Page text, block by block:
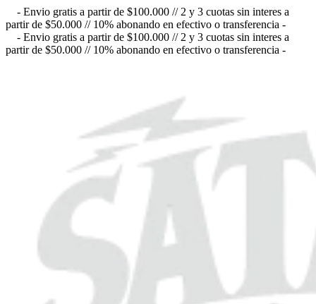
- Envio gratis a partir de $100.000 // 2 y 3 cuotas sin interes a
partir de $50.000 // 10% abonando en efectivo o transferencia -
- Envio gratis a partir de $100.000 // 2 y 3 cuotas sin interes a
partir de $50.000 // 10% abonando en efectivo o transferencia -